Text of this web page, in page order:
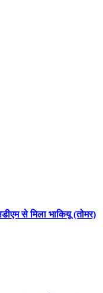
से मिला भाकियू (तोमर)